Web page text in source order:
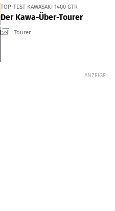
TOP-TEST KAWASAKI 1400 GTR
Der Kawa-Über-Tourer
Tourer
ANZEIGE